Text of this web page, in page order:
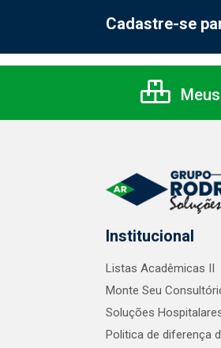
Cadastre-se
Institucional
Listas Acadêmicas II
Monte Seu
Soluções
Politica de diferença